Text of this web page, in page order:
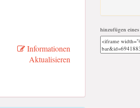
Informationen
Aktualisieren
hinzufügen eines